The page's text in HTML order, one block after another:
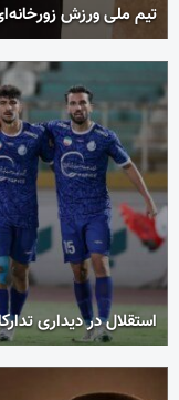
تیم ملی ورزش
استقلال در دیداری